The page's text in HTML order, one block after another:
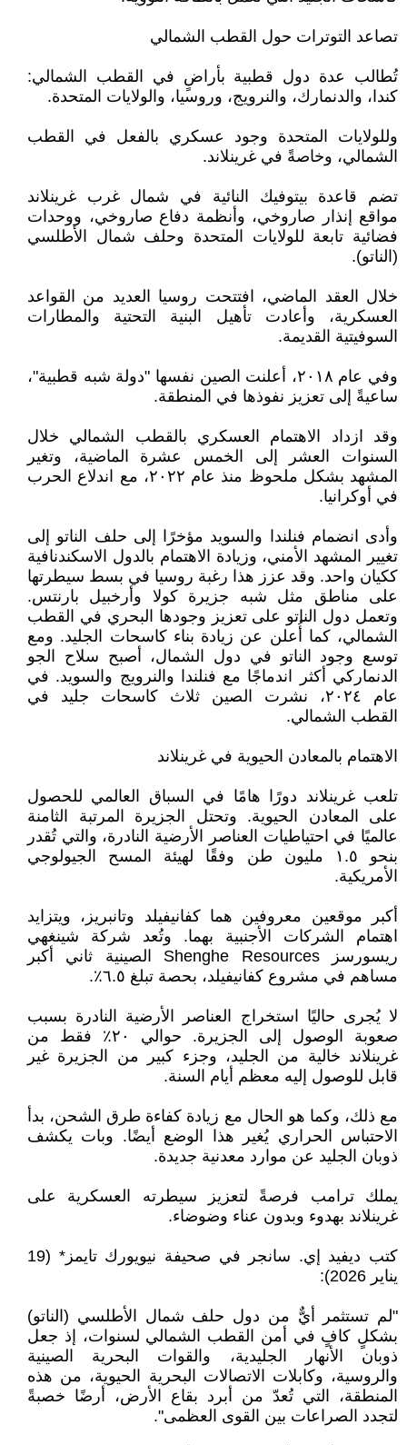
تصاعد التوترات حول القطب الشمالي
تُطالب عدة دول قطبية بأراضٍ في القطب الشمالي:
كندا، والدنمارك، والنرويج، وروسيا، والولايات ‏المتحدة‎.‎
وللولايات المتحدة وجود عسكري بالفعل في القطب
الشمالي، وخاصةً في غرينلاند‎.‎
تضم قاعدة بيتوفيك النائية في شمال غرب غرينلاند
مواقع إنذار صاروخي، وأنظمة دفاع صاروخي، ‏ووحدات
فضائية تابعة للولايات المتحدة وحلف شمال الأطلسي
(الناتو).‏
خلال العقد الماضي، افتتحت روسيا العديد من القواعد
العسكرية، وأعادت تأهيل البنية التحتية ‏والمطارات
السوفيتية القديمة‎.‎
وفي عام ٢٠١٨، أعلنت الصين نفسها "دولة شبه قطبية"،
ساعيةً إلى تعزيز نفوذها في المنطقة‎.‎
وقد ازداد الاهتمام العسكري بالقطب الشمالي خلال
السنوات العشر إلى الخمس عشرة الماضية، وتغير
‏المشهد بشكل ملحوظ منذ عام ٢٠٢٢، مع اندلاع الحرب
في أوكرانيا‎.‎
وأدى انضمام فنلندا والسويد مؤخرًا إلى حلف الناتو إلى
تغيير المشهد الأمني، وزيادة الاهتمام بالدول ‏الاسكندنافية
ككيان واحد. وقد عزز هذا رغبة روسيا في بسط سيطرتها
على مناطق مثل شبه جزيرة كولا ‏وأرخبيل بارنتس.
وتعمل دول الناتو على تعزيز وجودها البحري في القطب
الشمالي، كما أُعلن عن زيادة بناء ‏كاسحات الجليد. ومع
توسع وجود الناتو في دول الشمال، أصبح سلاح الجو
الدنماركي أكثر اندماجًا مع فنلندا ‏والنرويج والسويد. في
عام ٢٠٢٤، نشرت الصين ثلاث كاسحات جليد في
القطب الشمالي‏‎.‎
الاهتمام بالمعادن الحيوية في غرينلاند
تلعب غرينلاند دورًا هامًا في السباق العالمي للحصول
على المعادن الحيوية. وتحتل الجزيرة المرتبة ‏الثامنة
عالميًا في احتياطيات العناصر الأرضية النادرة، والتي تُقدر
بنحو ١.٥ مليون طن وفقًا لهيئة المسح ‏الجيولوجي
الأمريكية‎.‎
أكبر موقعين معروفين هما كفانيفيلد وتانبريز، ويتزايد
اهتمام الشركات الأجنبية بهما. وتُعد شركة ‏شينغهي
ريسورسز ‏Shenghe Resources‏ الصينية ثاني أكبر
مساهم في مشروع كفانيفيلد، بحصة تبلغ ٦.٥٪‏‎.‎
لا يُجرى حاليًا استخراج العناصر الأرضية النادرة بسبب
صعوبة الوصول إلى الجزيرة. حوالي ٢٠٪ ‏فقط من
غرينلاند خالية من الجليد، وجزء كبير من الجزيرة غير
قابل للوصول إليه معظم أيام السنة‎.‎
مع ذلك، وكما هو الحال مع زيادة كفاءة طرق الشحن، بدأ
الاحتباس الحراري يُغير هذا الوضع أيضًا‎.‎‏ ‏وبات يكشف
ذوبان الجليد عن موارد معدنية جديدة‎.‎
يملك ترامب فرصةً لتعزيز سيطرته العسكرية على
غرينلاند بهدوء وبدون عناء وضوضاء‏‎.‎
كتب ديفيد إي. سانجر في صحيفة نيويورك تايمز* (19
يناير 2026):‏
‎"‎لم تستثمر أيٌّ من دول حلف شمال الأطلسي (الناتو)
بشكلٍ كافٍ في أمن القطب الشمالي لسنوات، إذ ‏جعل
ذوبان الأنهار الجليدية، والقوات البحرية الصينية
والروسية، وكابلات الاتصالات البحرية الحيوية، من ‏هذه
المنطقة، التي تُعدّ من أبرد بقاع الأرض، أرضًا خصبةً
لتجدد الصراعات بين القوى العظمى‎."‎